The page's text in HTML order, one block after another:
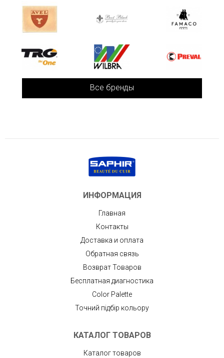
Все бренды
ИНФОРМАЦИЯ
Главная
Контакты
Доставка и оплата
Обратная связь
Возврат Товаров
Бесплатная диагностика
Color Palette
Точний підбір кольору
КАТАЛОГ ТОВАРОВ
Каталог товаров